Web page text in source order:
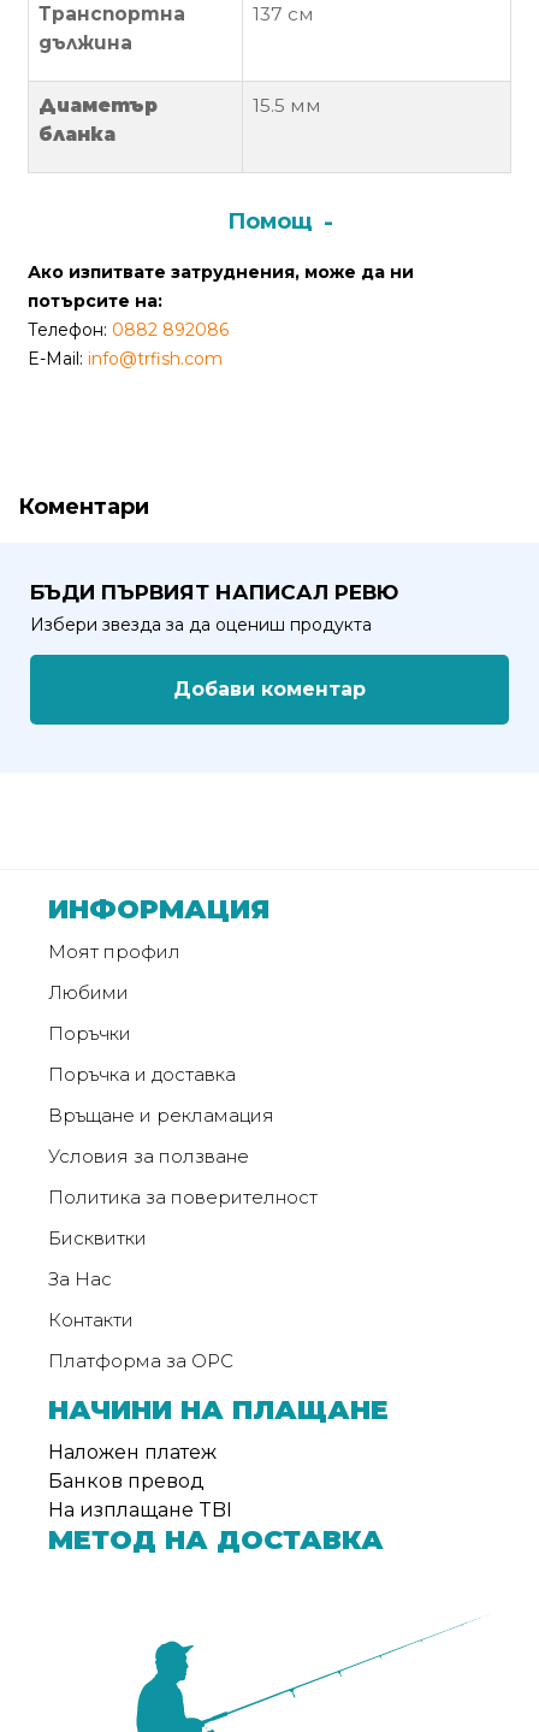
Интернет
Маркетинг
Дизайн
от
Транспортна
дължина
137 см
Диаметър
бланка
15.5 мм
Помощ
Ако изпитвате затруднения, може да ни
потърсите на:
Телефон: 0882 892086
E-Mail: info@trfish.com
Коментари
БЪДИ ПЪРВИЯТ НАПИСАЛ РЕВЮ
Избери звезда за да оцениш продукта
Добави коментар
ИНФОРМАЦИЯ
Моят профил
Любими
Поръчки
Поръчка и доставка
Връщане и рекламация
Условия за ползване
Политика за поверителност
Бисквитки
За Нас
Контакти
Платформа за ОРС
НАЧИНИ НА ПЛАЩАНЕ
Наложен платеж
Банков превод
На изплащане TBI
МЕТОД НА ДОСТАВКА